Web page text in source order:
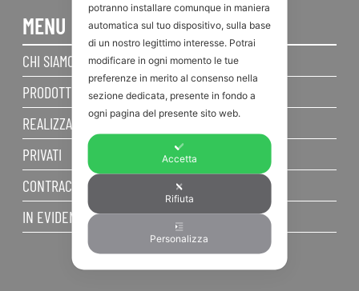
MENU
CHI SIAMO
PRODOTTI
REALIZZAZIONI
PRIVATI
CONTRACT
IN EVIDENZA
potranno installare comunque in maniera
automatica sul tuo dispositivo, sulla base
di un nostro legittimo interesse. Potrai
modificare in ogni momento le tue
preferenze in merito al consenso nella
sezione dedicata, presente in fondo a
ogni pagina del presente sito web.
Accetta
Rifiuta
Personalizza